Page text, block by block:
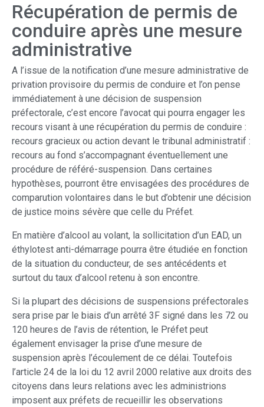
Récupération de permis de
conduire après une mesure
administrative
A l’issue de la notification d’une mesure administrative de
privation provisoire du permis de conduire et l’on pense
immédiatement à une décision de suspension
préfectorale, c’est encore l’avocat qui pourra engager les
recours visant à une récupération du permis de conduire :
recours gracieux ou action devant le tribunal administratif :
recours au fond s’accompagnant éventuellement une
procédure de référé-suspension. Dans certaines
hypothèses, pourront être envisagées des procédures de
comparution volontaires dans le but d’obtenir une décision
de justice moins sévère que celle du Préfet.
En matière d’alcool au volant, la sollicitation d’un EAD, un
éthylotest anti-démarrage pourra être étudiée en fonction
de la situation du conducteur, de ses antécédents et
surtout du taux d’alcool retenu à son encontre.
Si la plupart des décisions de suspensions préfectorales
sera prise par le biais d’un arrêté 3F signé dans les 72 ou
120 heures de l’avis de rétention, le Préfet peut
également envisager la prise d’une mesure de
suspension après l’écoulement de ce délai. Toutefois
l’article 24 de la loi du 12 avril 2000 relative aux droits des
citoyens dans leurs relations avec les administrions
imposent aux préfets de recueillir les observations